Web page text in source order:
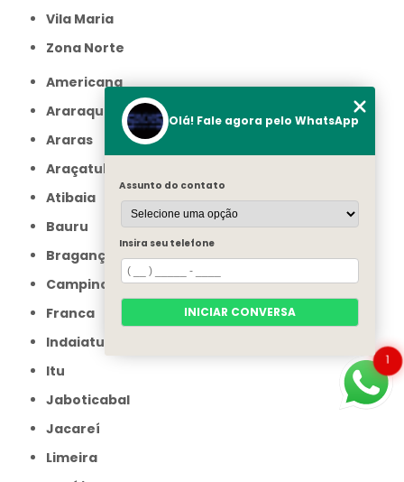
Vila Maria
Zona Norte
Americana
Araraquara
Araras
Araçatuba
Atibaia
Bauru
Bragança Paulista
Campinas
Franca
Indaiatuba
Itu
Jaboticabal
Jacareí
Limeira
1
Olá! Fale agora pelo WhatsApp
Assunto do contato
Insira seu telefone
INICIAR CONVERSA